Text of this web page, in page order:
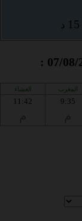
15 د
المغرب العشاء
9:35
11:42